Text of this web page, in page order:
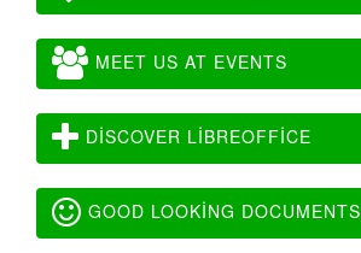
MEET US AT EVENTS
DISCOVER LIBREOFFICE
GOOD LOOKING DOCUMENTS